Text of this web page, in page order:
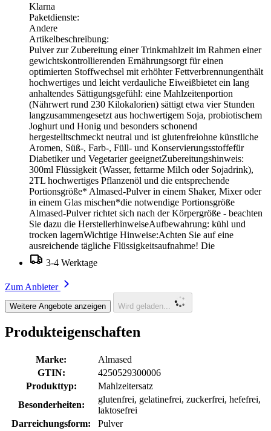
Klarna
Paketdienste:
Andere
Artikelbeschreibung:
Pulver zur Zubereitung einer Trinkmahlzeit im Rahmen einer
gewichtskontrollierenden Ernährungsorgt für einen
optimierten Stoffwechsel mit erhöhter Fettverbrennungenthält
hochwertiges und leicht verdauliche Eiweißbietet ein lang
anhaltendes Sättigungsgefühl: eine Mahlzeitenportion
(Nährwert rund 230 Kilokalorien) sättigt etwa vier Stunden
langzusammengesetzt aus hochwertigem Soja, probiotischem
Joghurt und Honig und besonders schonend
hergestelltschmeckt neutral und ist glutenfreiohne künstliche
Aromen, Süß-, Farb-, Füll- und Konservierungsstoffefür
Diabetiker und Vegetarier geeignetZubereitungshinweis:
300ml Flüssigkeit (Wasser, fettarme Milch oder Sojadrink),
2TL hochwertiges Pflanzenöl und die entsprechende
Portionsgröße* Almased-Pulver in einem Shaker, Mixer oder
in einem Glas mischen*die notwendige Portionsgröße
Almased-Pulver richtet sich nach der Körpergröße - beachten
Sie dazu die HerstellerhinweiseAufbewahrung: kühl und
trocken lagernWichtige Hinweise:Achten Sie auf eine
ausreichende tägliche Flüssigkeitsaufnahme! Die
3-4 Werktage
Zum Anbieter
Weitere Angebote anzeigen Wird geladen...
Produkteigenschaften
Marke:
Almased
GTIN:
4250529300006
Produkttyp:
Mahlzeitersatz
Besonderheiten:
glutenfrei, gelatinefrei, zuckerfrei, hefefrei,
laktosefrei
Darreichungsform:
Pulver